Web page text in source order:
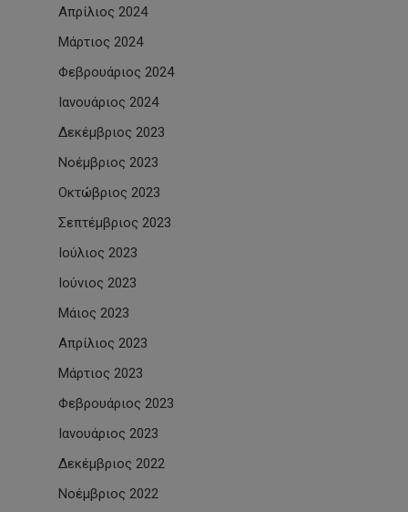
Απρίλιος 2024
Μάρτιος 2024
Φεβρουάριος 2024
Ιανουάριος 2024
Δεκέμβριος 2023
Νοέμβριος 2023
Οκτώβριος 2023
Σεπτέμβριος 2023
Ιούλιος 2023
Ιούνιος 2023
Μάιος 2023
Απρίλιος 2023
Μάρτιος 2023
Φεβρουάριος 2023
Ιανουάριος 2023
Δεκέμβριος 2022
Νοέμβριος 2022